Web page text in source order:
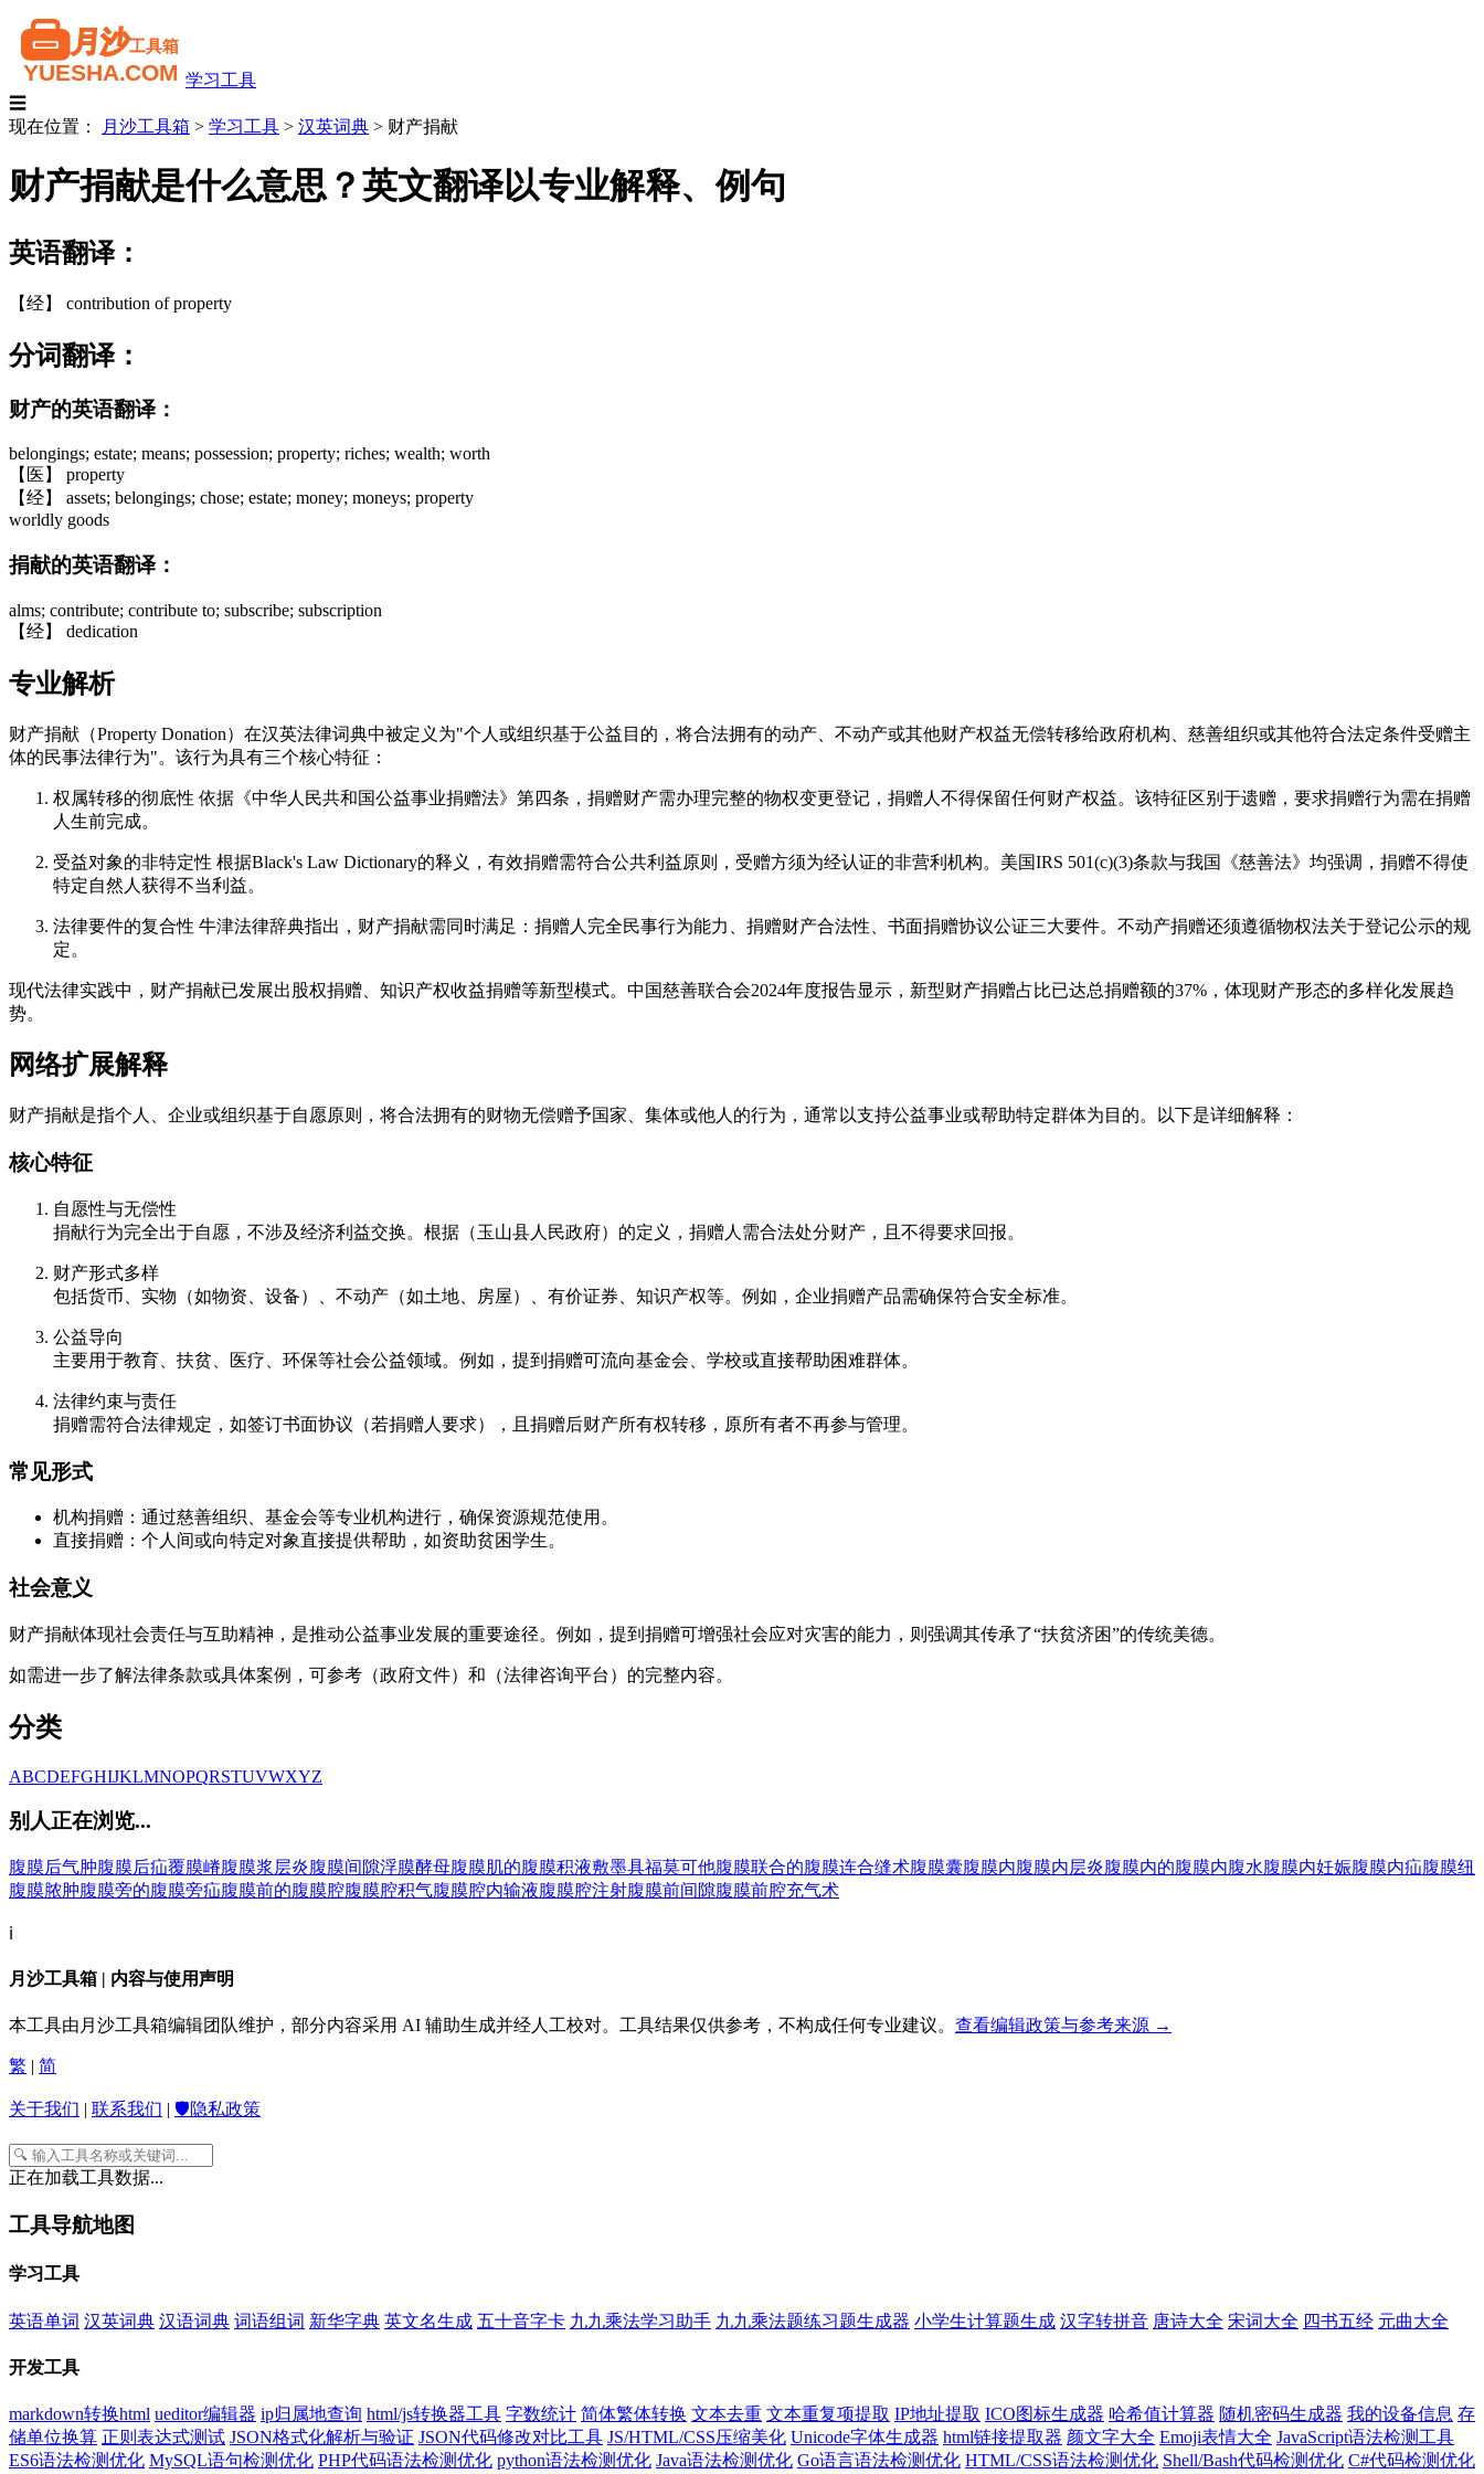
学习工具
☰
现在位置：
月沙工具箱 > 学习工具 > 汉英词典 > 财产捐献
财产捐献是什么意思？英文翻译以专业解释、例句
英语翻译：
【经】 contribution of property
分词翻译：
财产的英语翻译：
belongings; estate; means; possession; property; riches; wealth; worth
【医】 property
【经】 assets; belongings; chose; estate; money; moneys; property
worldly goods
捐献的英语翻译：
alms; contribute; contribute to; subscribe; subscription
【经】 dedication
专业解析
财产捐献（Property Donation）在汉英法律词典中被定义为"个人或组织基于公益目的，将合法拥有的动产、不动产或其他财产权益无偿转移给政府机构、慈善组织或其他符合法定条件受赠主
体的民事法律行为"。该行为具有三个核心特征：
权属转移的彻底性 依据《中华人民共和国公益事业捐赠法》第四条，捐赠财产需办理完整的物权变更登记，捐赠人不得保留任何财产权益。该特征区别于遗赠，要求捐赠行为需在捐赠
人生前完成。
受益对象的非特定性 根据Black's Law Dictionary的释义，有效捐赠需符合公共利益原则，受赠方须为经认证的非营利机构。美国IRS 501(c)(3)条款与我国《慈善法》均强调，捐赠不得使
特定自然人获得不当利益。
法律要件的复合性 牛津法律辞典指出，财产捐献需同时满足：捐赠人完全民事行为能力、捐赠财产合法性、书面捐赠协议公证三大要件。不动产捐赠还须遵循物权法关于登记公示的规
定。
现代法律实践中，财产捐献已发展出股权捐赠、知识产权收益捐赠等新型模式。中国慈善联合会2024年度报告显示，新型财产捐赠占比已达总捐赠额的37%，体现财产形态的多样化发展趋
势。
网络扩展解释
财产捐献是指个人、企业或组织基于自愿原则，将合法拥有的财物无偿赠予国家、集体或他人的行为，通常以支持公益事业或帮助特定群体为目的。以下是详细解释：
核心特征
自愿性与无偿性
捐献行为完全出于自愿，不涉及经济利益交换。根据（玉山县人民政府）的定义，捐赠人需合法处分财产，且不得要求回报。
财产形式多样
包括货币、实物（如物资、设备）、不动产（如土地、房屋）、有价证券、知识产权等。例如，企业捐赠产品需确保符合安全标准。
公益导向
主要用于教育、扶贫、医疗、环保等社会公益领域。例如，提到捐赠可流向基金会、学校或直接帮助困难群体。
法律约束与责任
捐赠需符合法律规定，如签订书面协议（若捐赠人要求），且捐赠后财产所有权转移，原所有者不再参与管理。
常见形式
机构捐赠：通过慈善组织、基金会等专业机构进行，确保资源规范使用。
直接捐赠：个人间或向特定对象直接提供帮助，如资助贫困学生。
社会意义
财产捐献体现社会责任与互助精神，是推动公益事业发展的重要途径。例如，提到捐赠可增强社会应对灾害的能力，则强调其传承了“扶贫济困”的传统美德。
如需进一步了解法律条款或具体案例，可参考（政府文件）和（法律咨询平台）的完整内容。
分类
ABCDEFGHIJKLMNOPQRSTUVWXYZ
别人正在浏览...
腹膜后气肿腹膜后疝覆膜嵴腹膜浆层炎腹膜间隙浮膜酵母腹膜肌的腹膜积液敷墨具福莫可他腹膜联合的腹膜连合缝术腹膜囊腹膜内腹膜内层炎腹膜内的腹膜内腹水腹膜内妊娠腹膜内疝腹膜纽
腹膜脓肿腹膜旁的腹膜旁疝腹膜前的腹膜腔腹膜腔积气腹膜腔内输液腹膜腔注射腹膜前间隙腹膜前腔充气术
ℹ️
月沙工具箱 | 内容与使用声明
本工具由月沙工具箱编辑团队维护，部分内容采用 AI 辅助生成并经人工校对。工具结果仅供参考，不构成任何专业建议。 查看编辑政策与参考来源 →
繁 简
关于我们 联系我们 🛡️隐私政策
正在加载工具数据...
工具导航地图
学习工具
英语单词 汉英词典 汉语词典 词语组词 新华字典 英文名生成 五十音字卡 九九乘法学习助手 九九乘法题练习题生成器 小学生计算题生成 汉字转拼音 唐诗大全 宋词大全 四书五经 元曲大全
开发工具
markdown转换html ueditor编辑器 ip归属地查询 html/js转换器工具 字数统计 简体繁体转换 文本去重 文本重复项提取 IP地址提取 ICO图标生成器 哈希值计算器 随机密码生成器 我的设备信息 存
储单位换算 正则表达式测试 JSON格式化解析与验证 JSON代码修改对比工具 JS/HTML/CSS压缩美化 Unicode字体生成器 html链接提取器 颜文字大全 Emoji表情大全 JavaScript语法检测工具
ES6语法检测优化 MySQL语句检测优化 PHP代码语法检测优化 python语法检测优化 Java语法检测优化 Go语言语法检测优化 HTML/CSS语法检测优化 Shell/Bash代码检测优化 C#代码检测优化